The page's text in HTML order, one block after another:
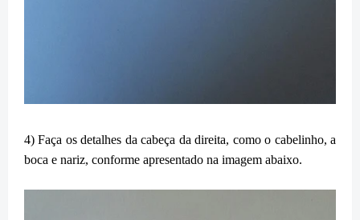
4) Faça os detalhes da cabeça da direita, como o cabelinho, a
boca e nariz, conforme apresentado na imagem abaixo.